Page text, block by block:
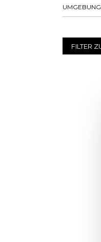
FILTER